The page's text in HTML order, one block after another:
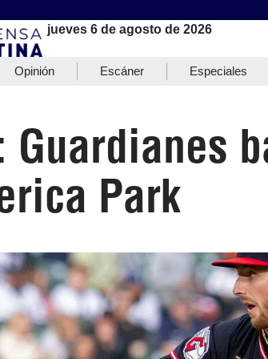
jueves 6 de agosto de 2026
Opinión Escáner Especiales
Guardianes
Park